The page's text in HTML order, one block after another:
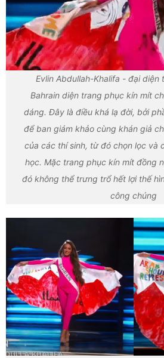
Evlin Abdullah-Khalifa - đại diện
Bahrain diện trang phục kín mít
dáng. Đây là điều khá lạ đời, bởi
để ban giám khảo cùng khán giả
của các thí sinh, từ đó chọn lọc và
học. Mặc trang phục kín mít đồng
đó không thể trưng trổ hết lợi thế
công chúng